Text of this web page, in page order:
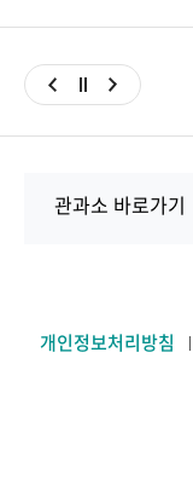
관과소 바로가기
개인정보처리방침